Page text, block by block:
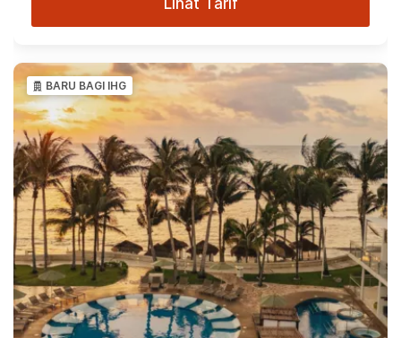
Lihat Tarif
BARU BAGI IHG